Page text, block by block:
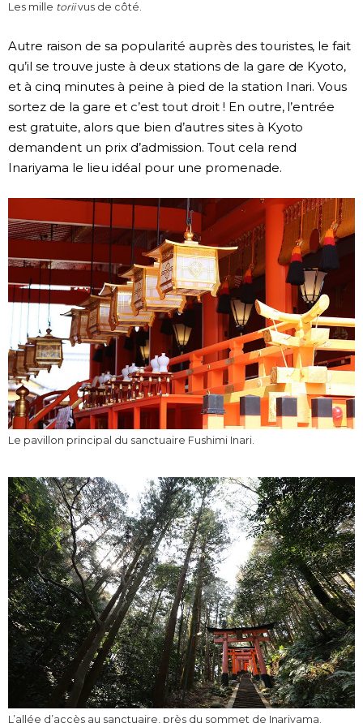
Les mille toriivus de côté.
Autre raison de sa popularité auprès des touristes, le fait
qu’il se trouve juste à deux stations de la gare de Kyoto,
et à cinq minutes à peine à pied de la station Inari. Vous
sortez de la gare et c’est tout droit ! En outre, l’entrée
est gratuite, alors que bien d’autres sites à Kyoto
demandent un prix d’admission. Tout cela rend
Inariyama le lieu idéal pour une promenade.
Le pavillon principal du sanctuaire Fushimi Inari.
L’allée d’accès au sanctuaire, près du sommet de Inariyama.